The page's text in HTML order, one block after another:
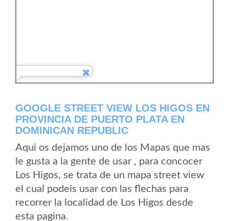
GOOGLE STREET VIEW LOS HIGOS EN
PROVINCIA DE PUERTO PLATA EN
DOMINICAN REPUBLIC
Aqui os dejamos uno de los Mapas que mas
le gusta a la gente de usar , para concocer
Los Higos, se trata de un mapa street view
el cual podeis usar con las flechas para
recorrer la localidad de Los Higos desde
esta pagina.